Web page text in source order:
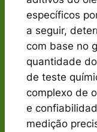
específicos
a seguir,
com base no
quantidade
de teste
complexo de
e
medição